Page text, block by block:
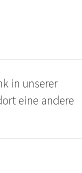
in unserer
eine andere